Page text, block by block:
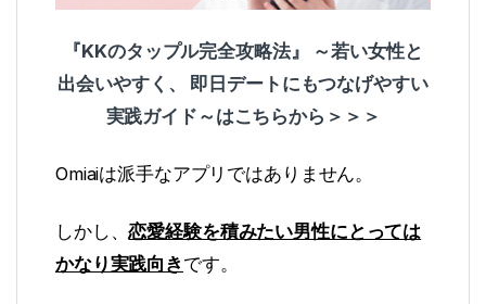
『KKのタップル完全攻略法』 ～若い女性と
出会いやすく、 即日デートにもつなげやすい
実践ガイド～はこちらから＞＞＞
Omiaiは派手なアプリではありません。
しかし、恋愛経験を積みたい男性にとっては
かなり実践向き です。